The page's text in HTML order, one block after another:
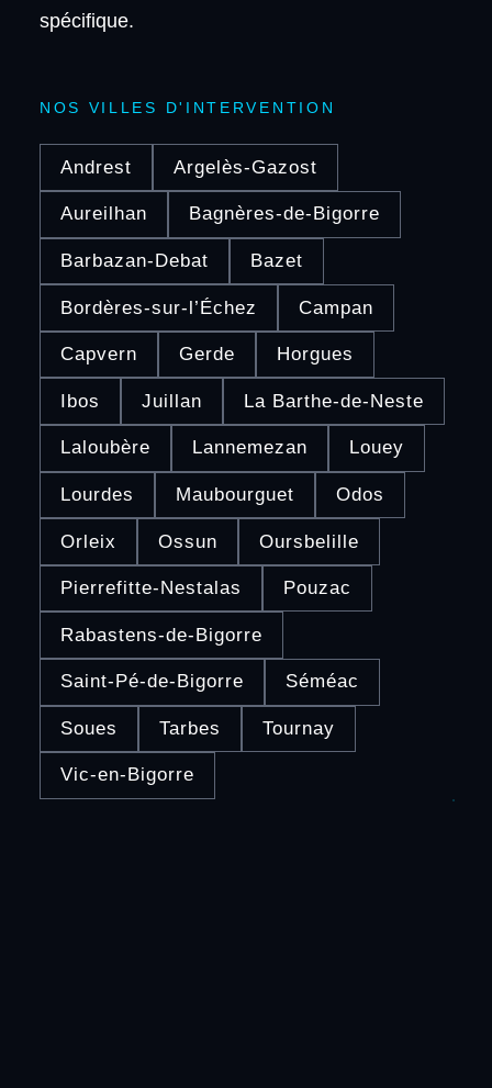
spécifique.
NOS VILLES D'INTERVENTION
Andrest Argelès-Gazost
Aureilhan Bagnères-de-Bigorre
Barbazan-Debat Bazet
Bordères-sur-l’Échez Campan
Capvern Gerde Horgues
Ibos Juillan La Barthe-de-Neste
Laloubère Lannemezan Louey
Lourdes Maubourguet Odos
Orleix Ossun Oursbelille
Pierrefitte-Nestalas Pouzac
Rabastens-de-Bigorre
Saint-Pé-de-Bigorre Séméac
Soues Tarbes Tournay
Vic-en-Bigorre